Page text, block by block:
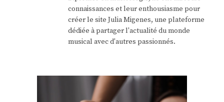
connaissances et leur enthousiasme pour
créer le site Julia Migenes, une plateforme
dédiée à partager l'actualité du monde
musical avec d'autres passionnés.